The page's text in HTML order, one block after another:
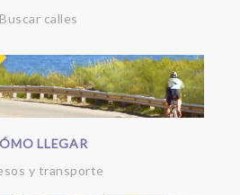
Buscar calles
LLEGAR
y transporte